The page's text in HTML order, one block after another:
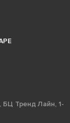
БЦ Тренд Лайн, 1-